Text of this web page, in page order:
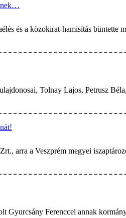
és a közokirat-hamisítás
Tolnay Lajos, Petrusz
arra a Veszprém megyei
Ferenccel annak